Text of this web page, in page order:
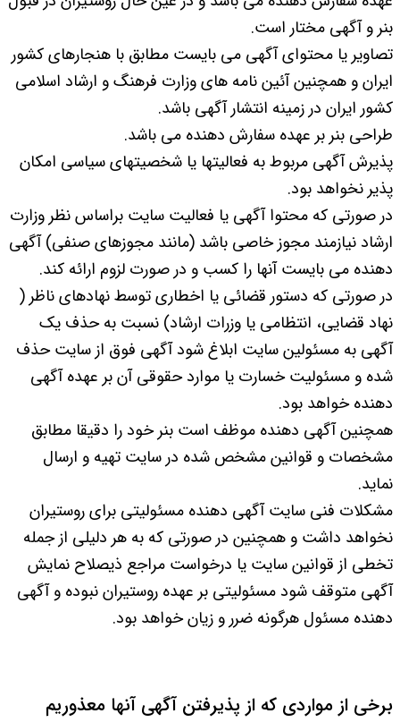
بنر و آگهی مختار است.
تصاویر یا محتوای آگهی می بایست مطابق با هنجارهای کشور
ایران و همچنین آئین نامه های وزارت فرهنگ و ارشاد اسلامی
کشور ایران در زمینه انتشار آگهی باشد.
طراحی بنر بر عهده سفارش دهنده می باشد.
پذیرش آگهی مربوط به فعالیتها یا شخصیتهای سیاسی امکان
پذیر نخواهد بود.
در صورتی که محتوا آگهی یا فعالیت سایت براساس نظر وزارت
ارشاد نیازمند مجوز خاصی باشد (مانند مجوزهای صنفی) آگهی
دهنده می بایست آنها را کسب و در صورت لزوم ارائه کند.
در صورتی که دستور قضائی یا اخطاری توسط نهادهای ناظر (
نهاد قضایی، انتظامی یا وزرات ارشاد) نسبت به حذف یک
آگهی به مسئولین سایت ابلاغ شود آگهی فوق از سایت حذف
شده و مسئولیت خسارت یا موارد حقوقی آن بر عهده آگهی
دهنده خواهد بود.
همچنین آگهی دهنده موظف است بنر خود را دقیقا مطابق
مشخصات و قوانین مشخص شده در سایت تهیه و ارسال
نماید.
مشکلات فنی سایت آگهی دهنده مسئولیتی برای روستیران
نخواهد داشت و همچنین در صورتی که به هر دلیلی از جمله
تخطی از قوانین سایت یا درخواست مراجع ذیصلاح نمایش
آگهی متوقف شود مسئولیتی بر عهده روستیران نبوده و آگهی
دهنده مسئول هرگونه ضرر و زیان خواهد بود.
برخی از مواردی که از پذیرفتن آگهی آنها معذوریم